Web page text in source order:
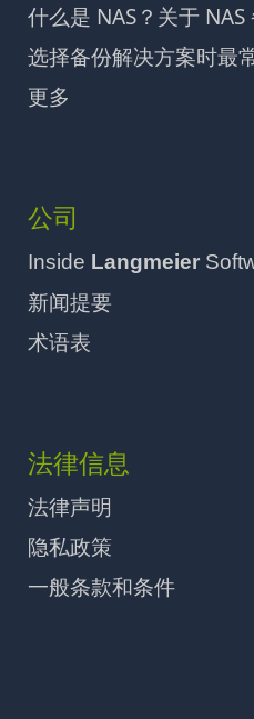
什么是 NAS？关于
选择备份解决方案时最
更多
公司
Inside Langmeier
新闻提要
术语表
法律信息
法律声明
隐私政策
一般条款和条件